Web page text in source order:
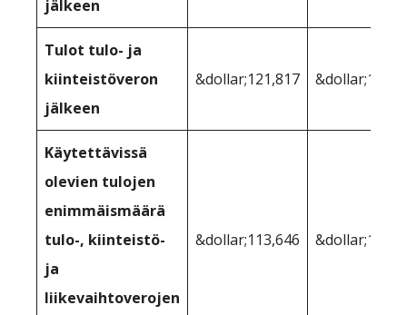
jälkeen
Tulot tulo- ja
kiinteistöveron
jälkeen
&dollar;121,817
Käytettävissä
olevien tulojen
enimmäismäärä
tulo-, kiinteistö-
ja
liikevaihtoverojen
&dollar;113,646